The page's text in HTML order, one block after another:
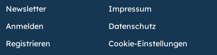
Newsletter
Anmelden
Registrieren
Impressum
Datenschutz
Cookie-Einstellungen